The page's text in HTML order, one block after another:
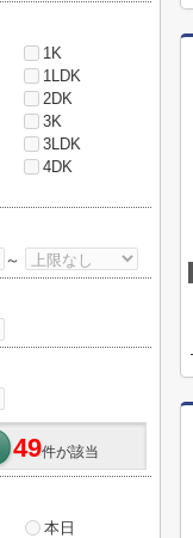
1K
1LDK
2DK
3K
3LDK
4DK
～
49件が該当
本日